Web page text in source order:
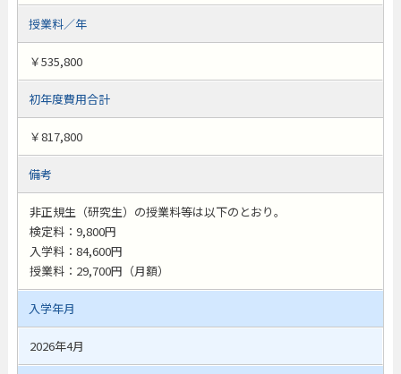
授業料／年
￥535,800
初年度費用合計
￥817,800
備考
非正規生（研究生）の授業料等は以下のとおり。
検定料：9,800円
入学料：84,600円
授業料：29,700円（月額）
入学年月
2026年4月